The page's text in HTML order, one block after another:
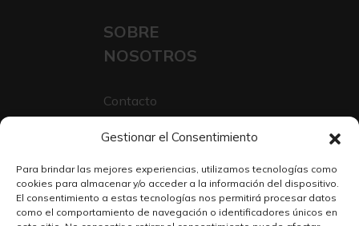
Gestionar el Consentimiento
Para brindar las mejores experiencias, utilizamos tecnologías como
cookies para almacenar y/o acceder a la información del dispositivo.
El consentimiento a estas tecnologías nos permitirá procesar datos
como el comportamiento de navegación o identificadores únicos en
SOBRE
NOSOTROS
Contacto